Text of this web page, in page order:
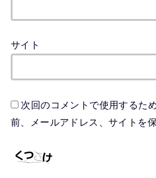
サイト
次回のコメントで使用するた
前、メールアドレス、サイトを保